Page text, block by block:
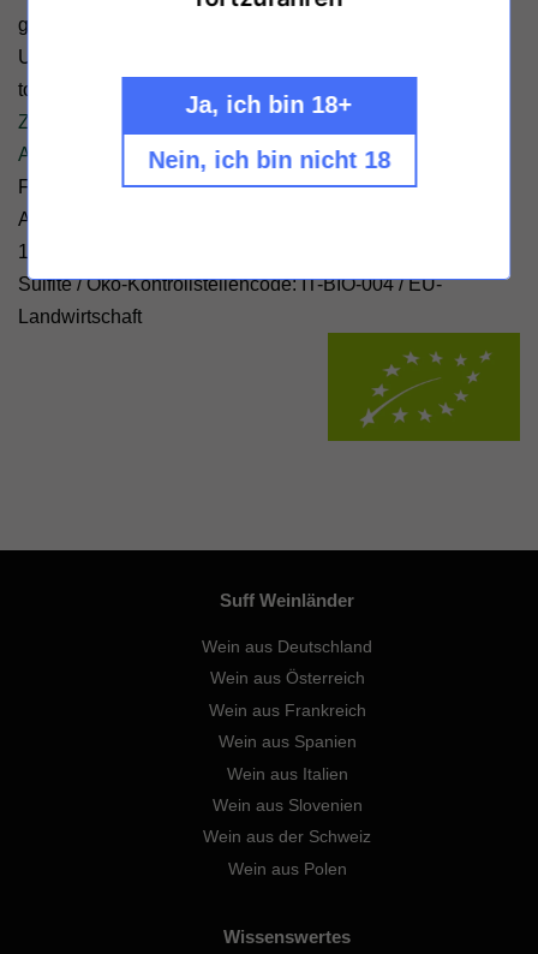
geben sich die Klinke in die Hand.
Unfiltriert, ungeschönt und mit wenig Schwefel (22mg
total).
Zutaten & Nährwerte
Alle Weine von Quarticello hier entdecken!
Füllmenge: 750ml - Alkoholgehalt 11,5% Vol. - Hersteller:
Azienda Agricola Roberto Maestri, via Matilde di Canossa
1/A, 42027 Montecchio Emilia RE, Italien - Allergene:
Sulfite /Öko-Kontrollstellencode: IT-BIO-004/EU-
Landwirtschaft
Suff Weinländer
Wein aus Deutschland
Wein aus Österreich
Wein aus Frankreich
Wein aus Spanien
Wein aus Italien
Wein aus Slovenien
Wein aus der Schweiz
Wein aus Polen
Wissenswertes
Ja, ich bin 18+
Nein, ich bin nicht 18